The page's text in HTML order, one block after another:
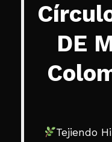
DE
Tejiendo